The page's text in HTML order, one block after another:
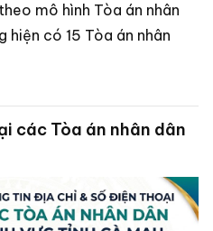
mô hình Tòa án nhân
hiện có 15 Tòa án nhân
các Tòa án nhân dân